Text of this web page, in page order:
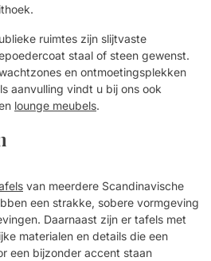
ruimtes zijn slijtvaste
staal of steen gewenst.
en ontmoetingsplekken
aanvulling vindt u bij ons ook
lounge meubels.
van meerdere Scandinavische
een strakke, sobere vormgeving
Daarnaast zijn er tafels met
materialen en details die een
een bijzonder accent staan